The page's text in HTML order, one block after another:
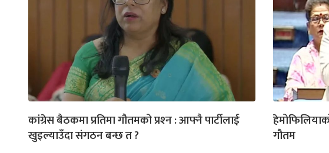
कांग्रेस बैठकमा प्रतिमा गौतमको प्रश्‍न : आफ्नै पार्टीलाई
खुइल्याउँदा संगठन बन्छ त ?
गौतम